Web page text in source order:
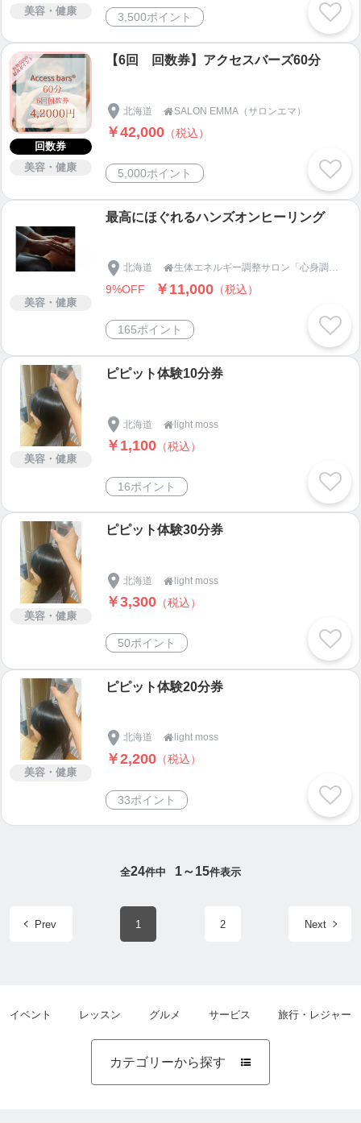
美容・健康 3,500ポイント
回数券
美容・健康
【6回 回数券】アクセスバーズ60分
北海道 SALON EMMA（サロンエマ）
￥42,000 （税込）
5,000ポイント
美容・健康
最高にほぐれるハンズオンヒーリング
北海道  生体エネルギー調整サロン「心身調律」 エネルギー浄化と脳と量子場の誤作動を解く 音湶庵
9%OFF ￥11,000 （税込）
165ポイント
美容・健康
ピピット体験10分券
北海道 light moss
￥1,100 （税込）
16ポイント
美容・健康
ピピット体験30分券
北海道  light moss
￥3,300 （税込）
50ポイント
美容・健康
ピピット体験20分券
北海道  light moss
￥2,200 （税込）
33ポイント
全24件中 1～15件表示
Prev 1 2 Next
イベント レッスン グルメ サービス 旅行・レジャー
カテゴリーから探す 